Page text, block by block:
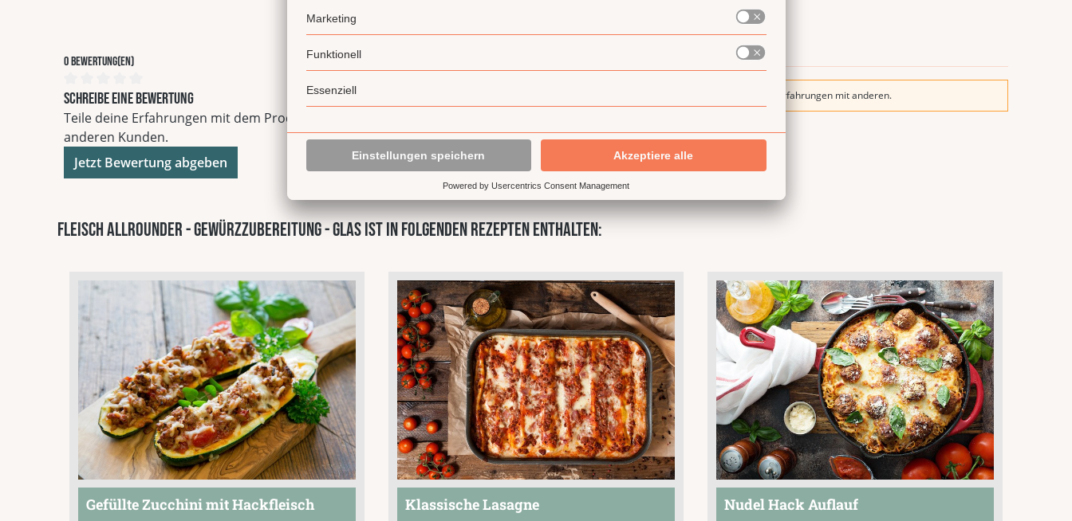
0 Bewertung(en)
Durchschnittliche Bewertung von 0 von 5 Sternen
Schreibe eine Bewertung
Teile deine Erfahrungen mit dem Produkt mit
anderen Kunden.
Jetzt Bewertung abgeben
Keine Bewertungen gefunden. Bewerte dieses Produkt als Erste*r und teile deine Erfahrungen mit anderen.
Fleisch Allrounder - Gewürzzubereitung - Glas ist in folgenden Rezepten enthalten:
Gefüllte Zucchini mit Hackfleisch Klassische Lasagne Nudel Hack Auflauf